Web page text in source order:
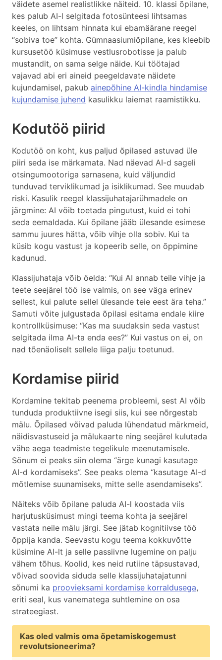
väidete asemel realistlikke näiteid. 10. klassi õpilane,
kes palub AI-l selgitada fotosünteesi lihtsamas
keeles, on lihtsam hinnata kui ebamäärane reegel
“sobiva toe” kohta. Gümnaasiumiõpilane, kes kleebib
kursusetöö küsimuse vestlusrobotisse ja palub
mustandit, on sama selge näide. Kui töötajad
vajavad abi eri aineid peegeldavate näidete
kujundamisel, pakub ainepõhine AI-kindla hindamise
kujundamise juhend kasulikku laiemat raamistikku.
Kodutöö piirid
Kodutöö on koht, kus paljud õpilased astuvad üle
piiri seda ise märkamata. Nad näevad AI-d sageli
otsingumootoriga sarnasena, kuid väljundid
tunduvad terviklikumad ja isiklikumad. See muudab
riski. Kasulik reegel klassijuhatajarühmadele on
järgmine: AI võib toetada pingutust, kuid ei tohi
seda eemaldada. Kui õpilane jääb ülesande esimese
sammu juures hätta, võib vihje olla sobiv. Kui ta
küsib kogu vastust ja kopeerib selle, on õppimine
kadunud.
Klassijuhataja võib öelda: “Kui AI annab teile vihje ja
teete seejärel töö ise valmis, on see väga erinev
sellest, kui palute sellel ülesande teie eest ära teha.”
Samuti võite julgustada õpilasi esitama endale kiire
kontrollküsimuse: “Kas ma suudaksin seda vastust
selgitada ilma AI-ta enda ees?” Kui vastus on ei, on
nad tõenäoliselt sellele liiga palju toetunud.
Kordamise piirid
Kordamine tekitab peenema probleemi, sest AI võib
tunduda produktiivne isegi siis, kui see nõrgestab
mälu. Õpilased võivad paluda lühendatud märkmeid,
näidisvastuseid ja mälukaarte ning seejärel kulutada
vähe aega teadmiste tegelikule meenutamisele.
Sõnum ei peaks siin olema “ärge kunagi kasutage
AI-d kordamiseks”. See peaks olema “kasutage AI-d
mõtlemise suunamiseks, mitte selle asendamiseks”.
Näiteks võib õpilane paluda AI-l koostada viis
harjutusküsimust mingi teema kohta ja seejärel
vastata neile mälu järgi. See jätab kognitiivse töö
õppija kanda. Seevastu kogu teema kokkuvõtte
küsimine AI-lt ja selle passiivne lugemine on palju
vähem tõhus. Koolid, kes neid rutiine täpsustavad,
võivad soovida siduda selle klassijuhatajatunni
sõnumi ka proovieksami kordamise korraldusega,
eriti seal, kus vanematega suhtlemine on osa
strateegiast.
Kas oled valmis oma õpetamiskogemust
revolutsioneerima?